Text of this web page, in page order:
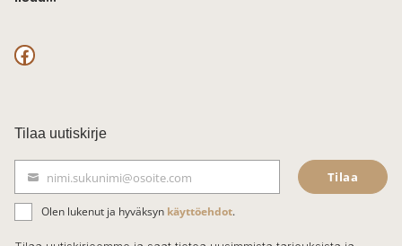
F
c
e
b
o
Tilaa uutiskirje
ä
h
k
nimi.sukunimi@osoite.com Tilaa
Olen lukenut ja hyväksyn käyttöehdot.